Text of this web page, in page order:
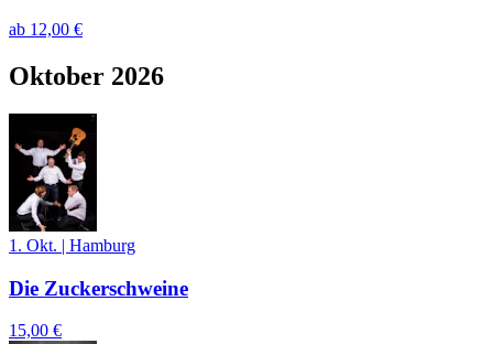
ab 12,00 €
Oktober 2026
1. Okt. | Hamburg
Die Zuckerschweine
15,00 €